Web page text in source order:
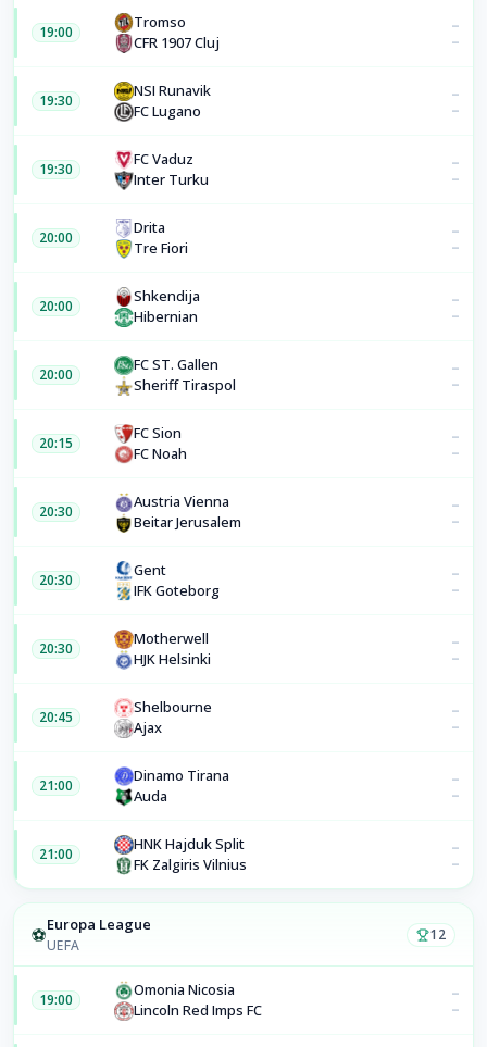
19:00
Tromso
CFR 1907 Cluj
–
–
19:30
NSI Runavik
FC Lugano
–
–
19:30
FC Vaduz
Inter Turku
–
–
20:00
Drita
Tre Fiori
–
–
20:00
Shkendija
Hibernian
–
–
20:00
FC ST. Gallen
Sheriff Tiraspol
–
–
20:15
FC Sion
FC Noah
–
–
20:30
Austria Vienna
Beitar Jerusalem
–
–
20:30
Gent
IFK Goteborg
–
–
20:30
Motherwell
HJK Helsinki
–
–
20:45
Shelbourne
Ajax
–
–
21:00
Dinamo Tirana
Auda
–
–
21:00
HNK Hajduk Split
FK Zalgiris Vilnius
–
–
⚽Europa League
UEFA
12
19:00
Omonia Nicosia
Lincoln Red Imps FC
–
–